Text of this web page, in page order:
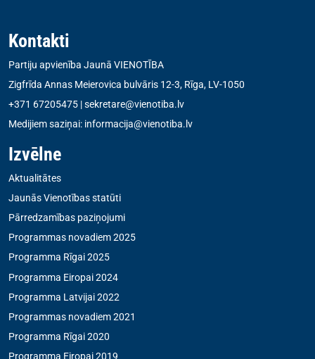
Kontakti
Partiju apvienība Jaunā VIENOTĪBA
Zigfrīda Annas Meierovica bulvāris 12-3, Rīga, LV-1050
+371 67205475 |sekretare@vienotiba.lv
Medijiem saziņai: informacija@vienotiba.lv
Izvēlne
Aktualitātes
Jaunās Vienotības statūti
Pārredzamības paziņojumi
Programmas novadiem 2025
Programma Rīgai 2025
Programma Eiropai 2024
Programma Latvijai 2022
Programmas novadiem 2021
Programma Rīgai 2020
Programma Eiropai 2019